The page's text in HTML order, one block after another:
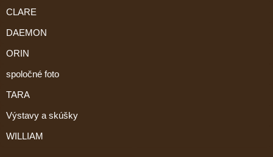
CLARE
DAEMON
ORIN
spoločné foto
TARA
Výstavy a skúšky
WILLIAM